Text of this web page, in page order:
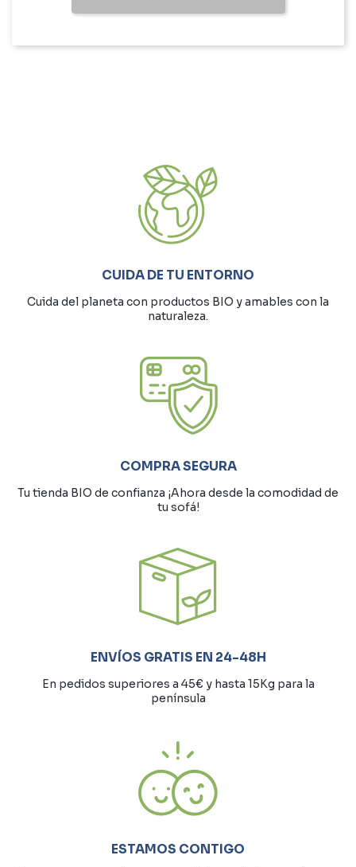
CUIDA DE TU ENTORNO
Cuida del planeta con productos BIO y amables con la
naturaleza.
COMPRA SEGURA
Tu tienda BIO de confianza ¡Ahora desde la comodidad de
tu sofá!
ENVÍOS GRATIS EN 24-48H
En pedidos superiores a 45€ y hasta 15Kg para la
península
ESTAMOS CONTIGO